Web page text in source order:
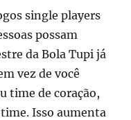
single players
possam
da Bola Tupi já
vez de você
time de coração,
Isso aumenta